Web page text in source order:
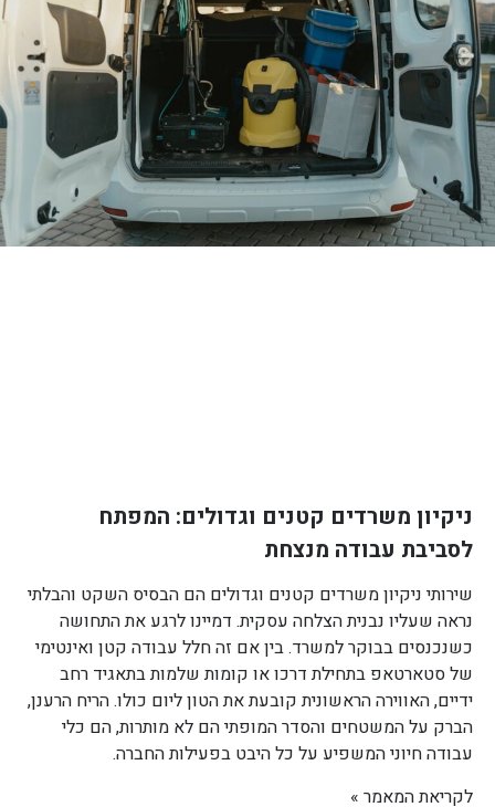
ניקיון משרדים קטנים וגדולים: המפתח
לסביבת עבודה מנצחת
שירותי ניקיון משרדים קטנים וגדולים הם הבסיס השקט והבלתי
נראה שעליו נבנית הצלחה עסקית. דמיינו לרגע את התחושה
כשנכנסים בבוקר למשרד. בין אם זה חלל עבודה קטן ואינטימי
של סטארטאפ בתחילת דרכו או קומות שלמות בתאגיד רחב
ידיים, האווירה הראשונית קובעת את הטון ליום כולו. הריח הרענן,
הברק על המשטחים והסדר המופתי הם לא מותרות, הם כלי
עבודה חיוני המשפיע על כל היבט בפעילות החברה.
לקריאת המאמר »